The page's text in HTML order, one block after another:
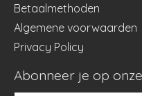
Betaalmethoden
Algemene voorwaarden
Privacy Policy
Abonneer je op